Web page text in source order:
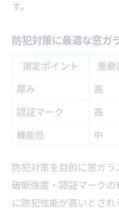
窓ガラスフィ
ツ
防犯に強い窓
方
窓ガラスフィ
施工費用と機
材料費・施工
追加料金が発
す。
防犯対策に最適な窓ガ
選定ポイント 重要
厚み
高
認証マーク
高
機能性
中
防犯対策を目的に窓ガ
破断強度・認証マーク
に防犯性能が高いとさ